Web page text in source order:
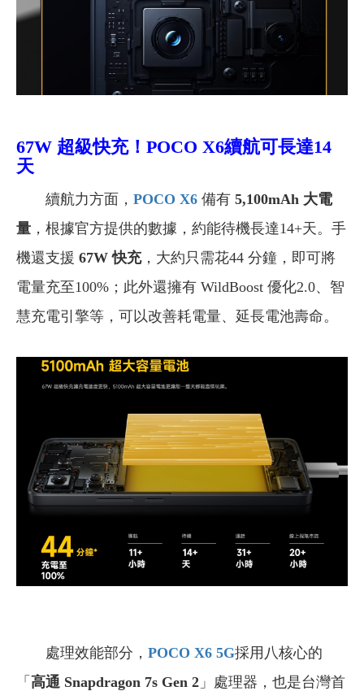
67W 超級快充！POCO X6續航可長達14
天
續航力方面， POCO X6 備有 5,100mAh 大電
量 ，根據官方提供的數據，約能待機長達14+天。手
機還支援 67W 快充，大約只需花44 分鐘，即可將
電量充至100%；此外還擁有 WildBoost 優化2.0、智
慧充電引擎等，可以改善耗電量、延長電池壽命。
處理效能部分， POCO X6 5G採用八核心的
「 高通 Snapdragon 7s Gen 2 」處理器，也是台灣首